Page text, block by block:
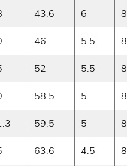
43.6 6 8
46 5.5 8
52 5.5 8
58.5 5 8
59.5 5 8
63.6 4.5 8